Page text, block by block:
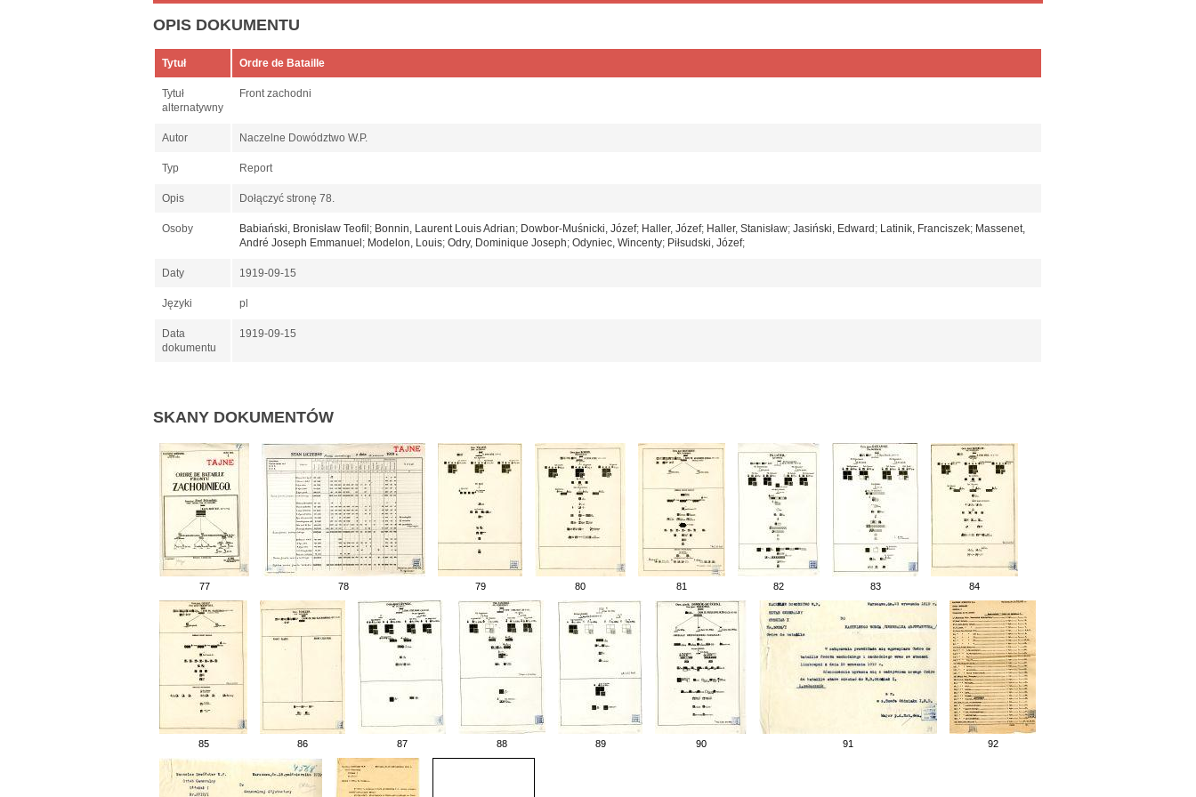
OPIS DOKUMENTU
Tytuł Ordre de Bataille
Tytuł
alternatywny
Front zachodni
Autor Naczelne Dowództwo W.P.
Typ Report
Opis Dołączyć stronę 78.
Osoby Babiański, Bronisław Teofil ; Bonnin, Laurent Louis Adrian; Dowbor-Muśnicki, Józef; Haller, Józef; Haller, Stanisław; Jasiński, Edward ; Latinik, Franciszek; Massenet,
André Joseph Emmanuel ; Modelon, Louis; Odry, Dominique Joseph; Odyniec, Wincenty; Piłsudski, Józef;
Daty 1919-09-15
Języki pl
Data
dokumentu
1919-09-15
SKANY DOKUMENTÓW
77 78 79 80 81 82 83 84
85 86 87 88 89 90 91 92